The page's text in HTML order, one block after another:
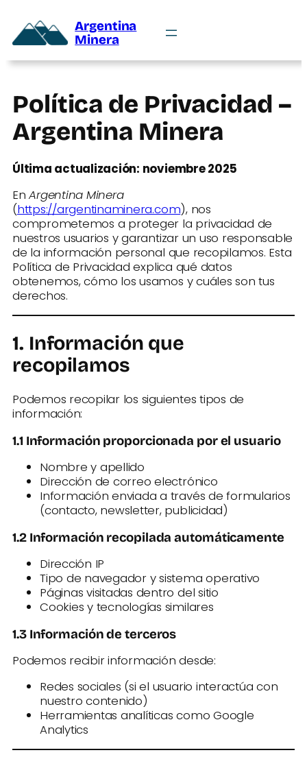
Argentina
Minera
Política de Privacidad –
Argentina Minera
Última actualización: noviembre 2025
EnArgentina Minera
(https://argentinaminera.com), nos
comprometemos a proteger la privacidad de
nuestros usuarios y garantizar un uso responsable
de la información personal que recopilamos. Esta
Política de Privacidad explica qué datos
obtenemos, cómo los usamos y cuáles son tus
derechos.
1. Información que
recopilamos
Podemos recopilar los siguientes tipos de
información:
1.1 Información proporcionada por el usuario
Nombre y apellido
Dirección de correo electrónico
Información enviada a través de formularios
(contacto, newsletter, publicidad)
1.2 Información recopilada automáticamente
Dirección IP
Tipo de navegador y sistema operativo
Páginas visitadas dentro del sitio
Cookies y tecnologías similares
1.3 Información de terceros
Podemos recibir información desde:
Redes sociales (si el usuario interactúa con
nuestro contenido)
Herramientas analíticas como Google
Analytics